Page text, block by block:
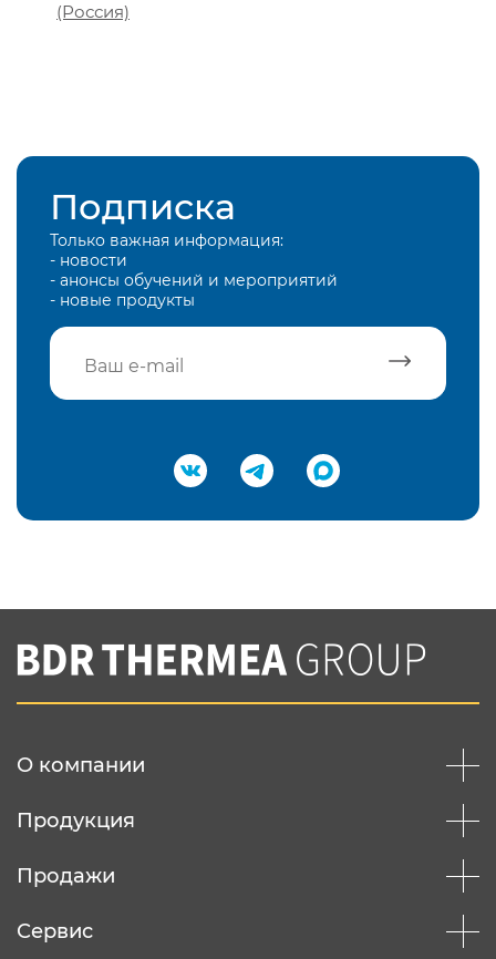
(Россия)
Подписка
Только важная информация:
- новости
- анонсы обучений и мероприятий
- новые продукты
Подтвердить e-mail
Вы соглашаетесь с нашей политикой
конфеденциальности
О компании
Продукция
Продажи
Сервис